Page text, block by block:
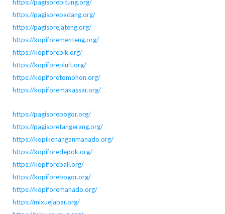
https://pagisorebitung.org/
https://pagisorepadang.org/
https://pagisorejateng.org/
https://kopiforementeng.org/
https://kopiforepik.org/
https://kopiforepluit.org/
https://kopiforetomohon.org/
https://kopiforemakassar.org/
https://pagisorebogor.org/
https://pagisoretangerang.org/
https://kopikenanganmanado.org/
https://kopiforedepok.org/
https://kopiforebali.org/
https://kopiforebogor.org/
https://kopiforemanado.org/
https://mixuejabar.org/